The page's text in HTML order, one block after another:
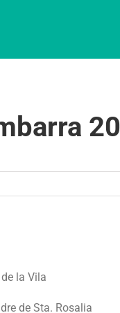
la Vila
de Sta. Rosalia